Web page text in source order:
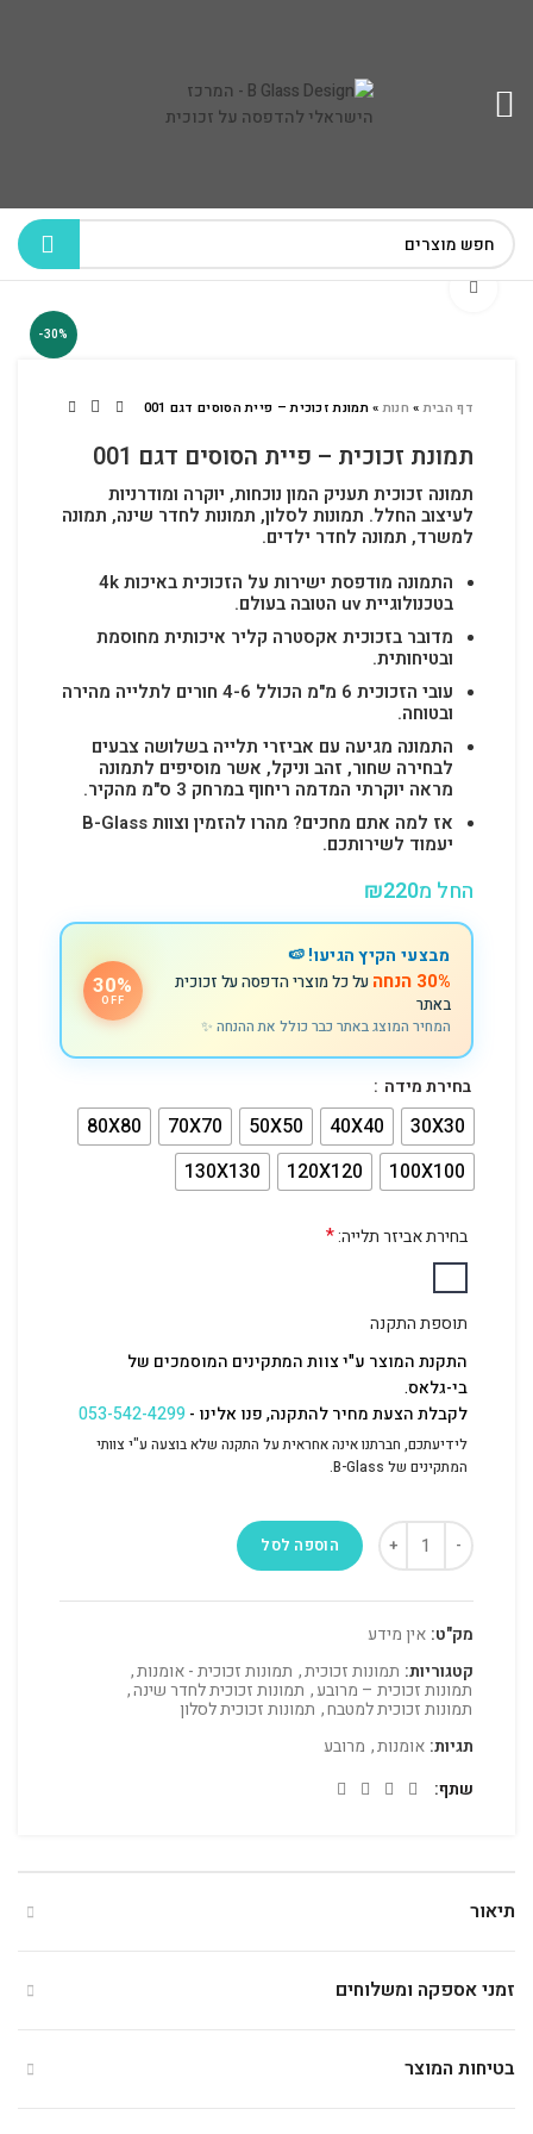
-30%
לחץ להגדלה
דף הבית» חנות»תמונת זכוכית – פיית הסוסים דגם 001
תמונת זכוכית – פיית הסוסים דגם 001
תמונה זכוכית תעניק המון נוכחות, יוקרה ומודרניות
לעיצוב החלל. תמונות לסלון, תמונות לחדר שינה, תמונה
למשרד, תמונה לחדר ילדים.
התמונה מודפסת ישירות על הזכוכית באיכות 4k
בטכנולוגיית uv הטובה בעולם.
מדובר בזכוכית אקסטרה קליר איכותית מחוסמת
ובטיחותית.
עובי הזכוכית 6 מ"מ הכולל 4-6 חורים לתלייה מהירה
ובטוחה.
התמונה מגיעה עם אביזרי תלייה בשלושה צבעים
לבחירה שחור, זהב וניקל, אשר מוסיפים לתמונה
מראה יוקרתי המדמה ריחוף במרחק 3 ס"מ מהקיר.
אז למה אתם מחכים? מהרו להזמין וצוות B-Glass
יעמוד לשירותכם.
החל מ ₪220
מבצעי הקיץ הגיעו! 🍉
30% הנחה
על כל מוצרי הדפסה על זכוכית
באתר
המחיר המוצג באתר כבר כולל את ההנחה ✨
30%
OFF
בחירת מידה
30X30
40X40
50X50
70X70
80X80
100X100
120X120
130X130
בחירת אביזר תלייה:*
תוספת התקנה
התקנת המוצר ע"י צוות המתקינים המוסמכים של
בי-גלאס.
לקבלת הצעת מחיר להתקנה, פנו אלינו -053-542-4299
לידיעתכם, חברתנו אינה אחראית על התקנה שלא בוצעה ע"י צוותי
המתקינים של B-Glass.
הוספה לסל
מק"ט: אין מידע
קטגוריות: תמונות זכוכית, תמונות זכוכית - אומנות,
תמונות זכוכית – מרובע, תמונות זכוכית לחדר שינה,
תמונות זכוכית למטבח, תמונות זכוכית לסלון
תגיות: אומנות, מרובע
שתף
תיאור
זמני אספקה ומשלוחים
בטיחות המוצר